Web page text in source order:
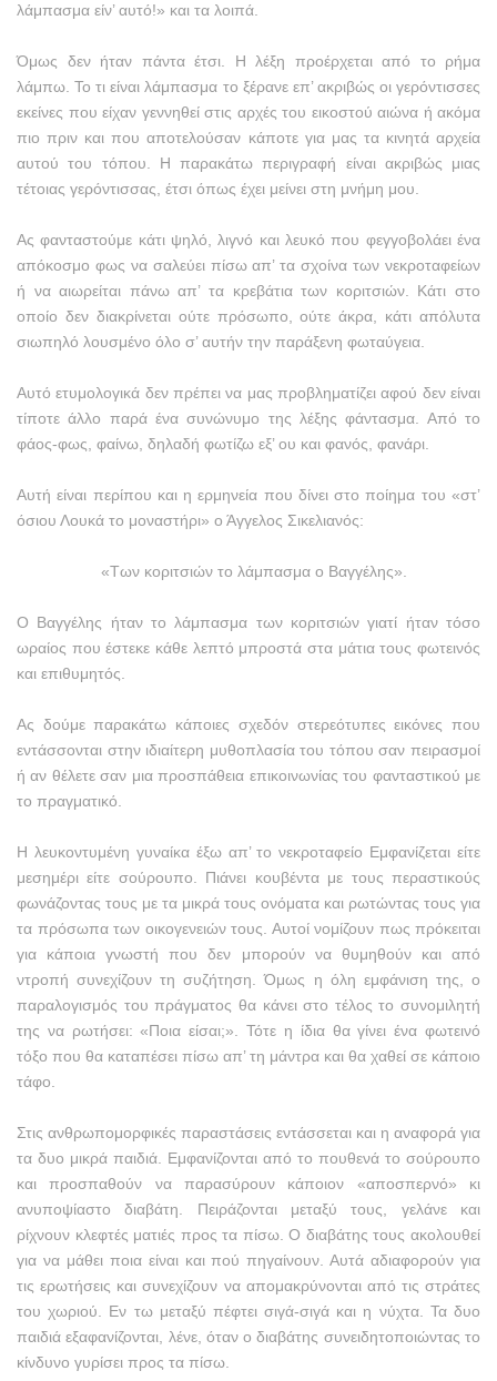
λάμπασμα είν’ αυτό!» και τα λοιπά.
Όμως δεν ήταν πάντα έτσι. Η λέξη προέρχεται από το ρήμα
λάμπω. Το τι είναι λάμπασμα το ξέρανε επ’ ακριβώς οι γερόντισσες
εκείνες που είχαν γεννηθεί στις αρχές του εικοστού αιώνα ή ακόμα
πιο πριν και που αποτελούσαν κάποτε για μας τα κινητά αρχεία
αυτού του τόπου. Η παρακάτω περιγραφή είναι ακριβώς μιας
τέτοιας γερόντισσας, έτσι όπως έχει μείνει στη μνήμη μου.
Ας φανταστούμε κάτι ψηλό, λιγνό και λευκό που φεγγοβολάει ένα
απόκοσμο φως να σαλεύει πίσω απ’ τα σχοίνα των νεκροταφείων
ή να αιωρείται πάνω απ’ τα κρεβάτια των κοριτσιών. Κάτι στο
οποίο δεν διακρίνεται ούτε πρόσωπο, ούτε άκρα, κάτι απόλυτα
σιωπηλό λουσμένο όλο σ’ αυτήν την παράξενη φωταύγεια.
Αυτό ετυμολογικά δεν πρέπει να μας προβληματίζει αφού δεν είναι
τίποτε άλλο παρά ένα συνώνυμο της λέξης φάντασμα. Από το
φάος-φως, φαίνω, δηλαδή φωτίζω εξ’ ου και φανός, φανάρι.
Αυτή είναι περίπου και η ερμηνεία που δίνει στο ποίημα του «στ’
όσιου Λουκά το μοναστήρι» ο Άγγελος Σικελιανός:
«Των κοριτσιών το λάμπασμα ο Βαγγέλης».
Ο Βαγγέλης ήταν το λάμπασμα των κοριτσιών γιατί ήταν τόσο
ωραίος που έστεκε κάθε λεπτό μπροστά στα μάτια τους φωτεινός
και επιθυμητός.
Ας δούμε παρακάτω κάποιες σχεδόν στερεότυπες εικόνες που
εντάσσονται στην ιδιαίτερη μυθοπλασία του τόπου σαν πειρασμοί
ή αν θέλετε σαν μια προσπάθεια επικοινωνίας του φανταστικού με
το πραγματικό.
Η λευκοντυμένη γυναίκα έξω απ’ το νεκροταφείο Εμφανίζεται είτε
μεσημέρι είτε σούρουπο. Πιάνει κουβέντα με τους περαστικούς
φωνάζοντας τους με τα μικρά τους ονόματα και ρωτώντας τους για
τα πρόσωπα των οικογενειών τους. Αυτοί νομίζουν πως πρόκειται
για κάποια γνωστή που δεν μπορούν να θυμηθούν και από
ντροπή συνεχίζουν τη συζήτηση. Όμως η όλη εμφάνιση της, ο
παραλογισμός του πράγματος θα κάνει στο τέλος το συνομιλητή
της να ρωτήσει: «Ποια είσαι;». Τότε η ίδια θα γίνει ένα φωτεινό
τόξο που θα καταπέσει πίσω απ’ τη μάντρα και θα χαθεί σε κάποιο
τάφο.
Στις ανθρωπομορφικές παραστάσεις εντάσσεται και η αναφορά για
τα δυο μικρά παιδιά. Εμφανίζονται από το πουθενά το σούρουπο
και προσπαθούν να παρασύρουν κάποιον «αποσπερνό» κι
ανυποψίαστο διαβάτη. Πειράζονται μεταξύ τους, γελάνε και
ρίχνουν κλεφτές ματιές προς τα πίσω. Ο διαβάτης τους ακολουθεί
για να μάθει ποια είναι και πού πηγαίνουν. Αυτά αδιαφορούν για
τις ερωτήσεις και συνεχίζουν να απομακρύνονται από τις στράτες
του χωριού. Εν τω μεταξύ πέφτει σιγά-σιγά και η νύχτα. Τα δυο
παιδιά εξαφανίζονται, λένε, όταν ο διαβάτης συνειδητοποιώντας το
κίνδυνο γυρίσει προς τα πίσω.